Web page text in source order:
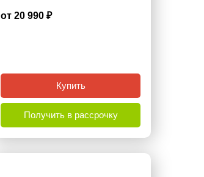
от 20 990 ₽
Купить
Получить в рассрочку